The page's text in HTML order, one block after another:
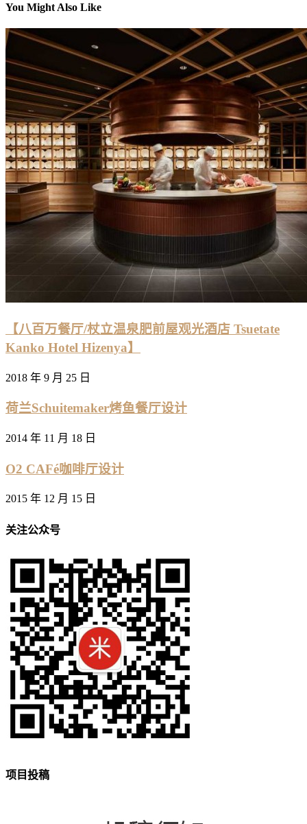
You Might Also Like
【八百万餐厅/杖立温泉肥前屋观光酒店 Tsuetate
Kanko Hotel Hizenya】
2018 年 9 月 25 日
荷兰Schuitemaker烤鱼餐厅设计
2014 年 11 月 18 日
O2 CAFé咖啡厅设计
2015 年 12 月 15 日
关注公众号
项目投稿